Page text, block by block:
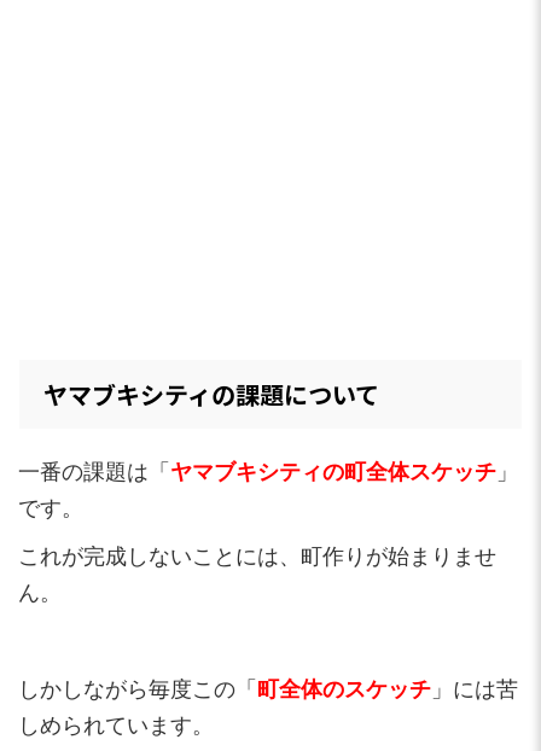
ヤマブキシティの課題について
一番の課題は「ヤマブキシティの町全体スケッチ 」
です。
これが完成しないことには、町作りが始まりませ
ん。
しかしながら毎度この「町全体のスケッチ 」には苦
しめられています。